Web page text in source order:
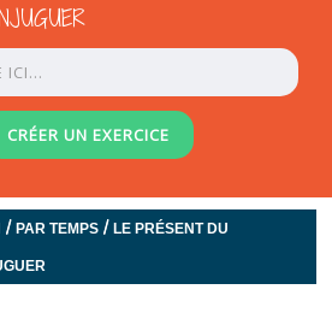
CRÉER UN EXERCICE
/PAR TEMPS /LE PRÉSENT DU